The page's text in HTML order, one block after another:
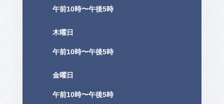
午前10時〜午後5時
木曜日
午前10時〜午後5時
金曜日
午前10時〜午後5時